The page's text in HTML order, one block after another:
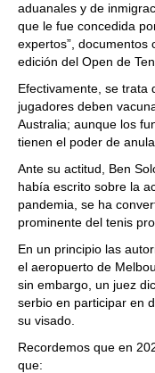
aduanales y de
que le fue concedida
expertos”, documentos
edición del Open de
Efectivamente, se trata
jugadores deben
Australia; aunque los
tienen el poder de
Ante su actitud, Ben
había escrito sobre la
pandemia, se ha
prominente del tenis
En un principio las
el aeropuerto de
sin embargo, un juez
serbio en participar en
su visado.
Recordemos que en
que: